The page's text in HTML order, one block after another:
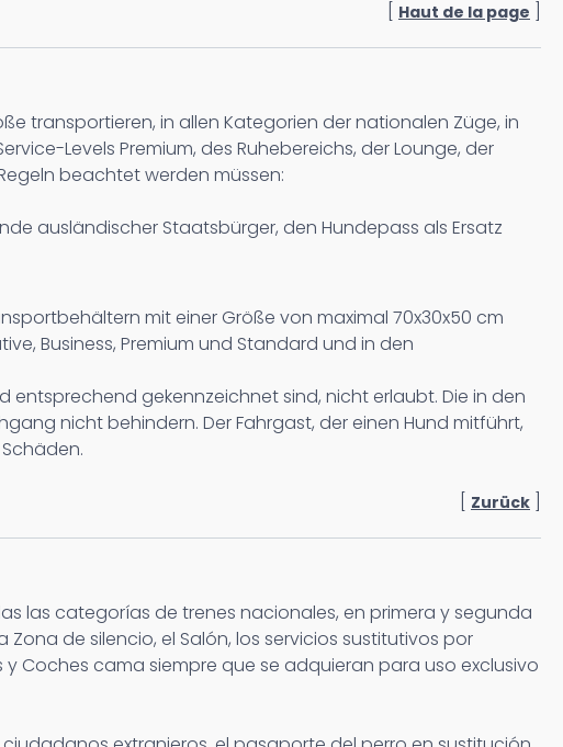
Haut de la page
transportieren, in allen Kategorien der nationalen Züge, in
Levels Premium, des Ruhebereichs, der Lounge, der
beachtet werden müssen:
ausländischer Staatsbürger, den Hundepass als Ersatz
mit einer Größe von maximal 70x30x50 cm
Business, Premium und Standard und in den
entsprechend gekennzeichnet sind, nicht erlaubt. Die in den
nicht behindern. Der Fahrgast, der einen Hund mitführt,
Zurück
las categorías de trenes nacionales, en primera y segunda
Zona de silencio, el Salón, los servicios sustitutivos por
Coches cama siempre que se adquieran para uso exclusivo